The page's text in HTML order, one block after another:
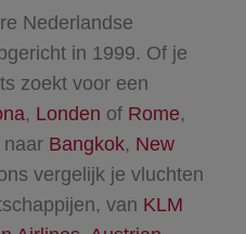
Nederlandse
in 1999. Of je
zoekt voor een
, Londen of Rome,
naar Bangkok, New
vergelijk je vluchten
van KLM